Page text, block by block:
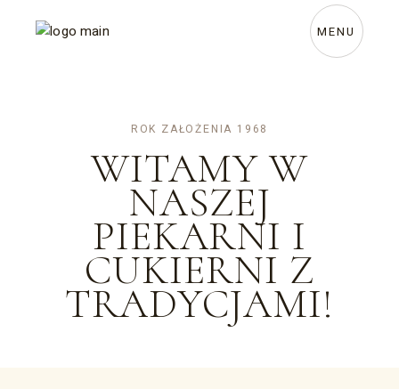
MENU
ROK ZAŁOŻENIA 1968
WITAMY W
NASZEJ
PIEKARNI I
CUKIERNI Z
TRADYCJAMI!